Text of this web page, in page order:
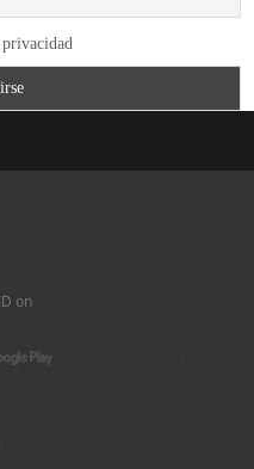
on